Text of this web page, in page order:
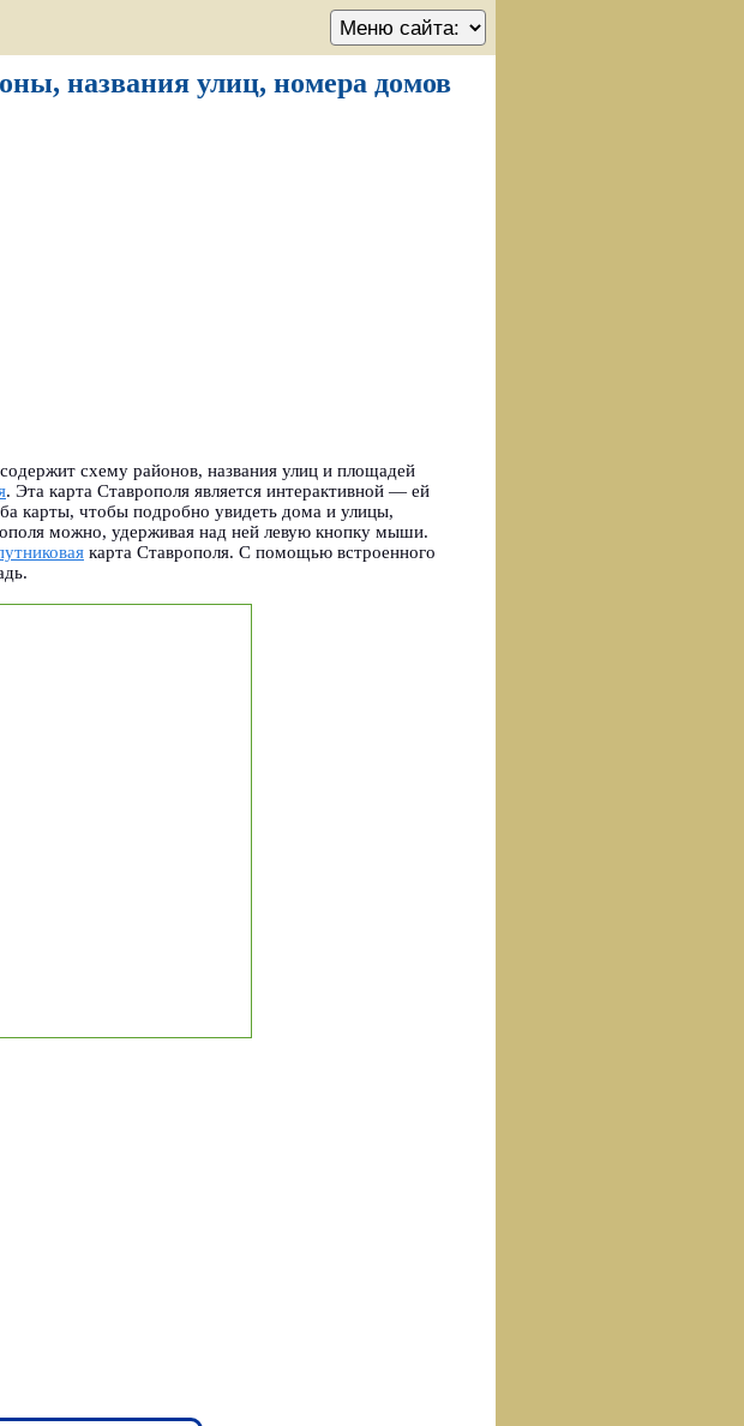
названия улиц, номера домов
схему районов, названия улиц и площадей
. Эта карта Ставрополя является интерактивной — ей
карты, чтобы подробно увидеть дома и улицы,
можно, удерживая над ней левую кнопку мыши.
карта Ставрополя. С помощью встроенного